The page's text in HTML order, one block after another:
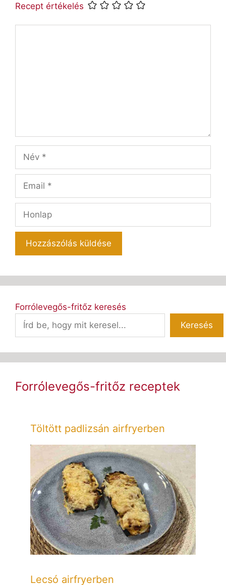
Recept értékelés
Forrólevegős-fritőz keresés
Keresés
Forrólevegős-fritőz receptek
Töltött padlizsán airfryerben
Lecsó airfryerben